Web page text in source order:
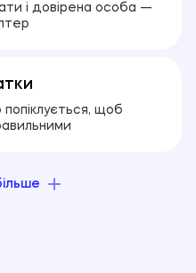
і довірена особа —
щоб